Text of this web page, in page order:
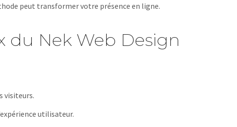
peut transformer votre présence en ligne.
du Nek Web Design
visiteurs.
utilisateur.